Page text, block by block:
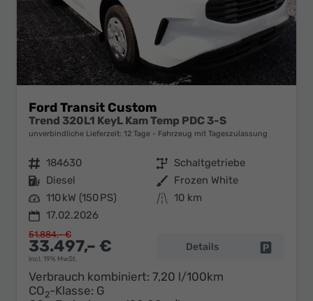
Ford Transit Custom
Trend 320L1 KeyL Kam Temp PDC 3-S
unverbindliche Lieferzeit: 12 Tage Fahrzeug mit Tageszulassung
Fahrzeugnr. 184630 Getriebe Schaltgetriebe
Kraftstoff Diesel Außenfarbe Frozen White
Leistung 110 kW (150 PS) Kilometerstand 10 km
17.02.2026
33.497,– €
incl. 19% MwSt.
51.884,– €
Details
Verbrauch kombiniert: 7,20 l/100km
CO2-Klasse: G